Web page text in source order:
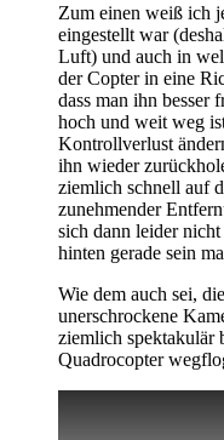
Zum einen weiß ich
eingestellt war
Luft) und auch in
der Copter in eine
dass man ihn besser
hoch und weit weg
Kontrollverlust
ihn wieder
ziemlich schnell auf
zunehmender
sich dann leider
hinten gerade sein
Wie dem auch sei,
unerschrockene
ziemlich spektakulär
Quadrocopter